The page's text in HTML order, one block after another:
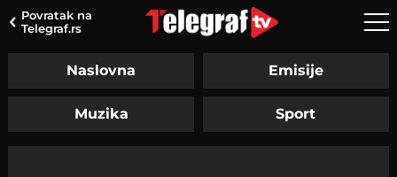
Povratak na
Telegraf.rs
Naslovna Emisije
Muzika Sport